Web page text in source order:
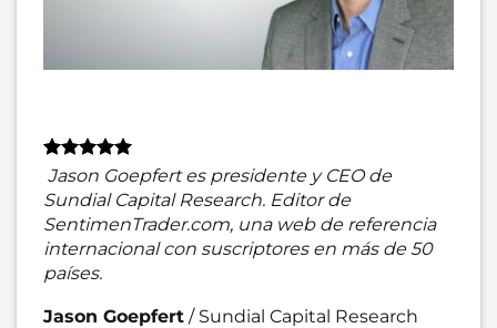
Jason Goepfert es presidente y CEO de
Sundial Capital Research. Editor de
SentimenTrader.com, una web de referencia
internacional con suscriptores en más de 50
países.
Jason Goepfert / Sundial Capital Research